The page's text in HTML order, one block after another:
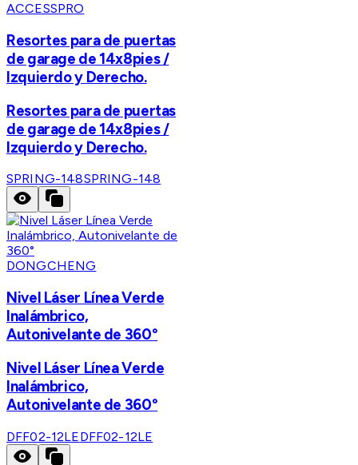
ACCESSPRO
Resortes para de puertas
de garage de 14x8pies /
Izquierdo y Derecho.
Resortes para de puertas
de garage de 14x8pies /
Izquierdo y Derecho.
SPRING-148SPRING-148
DONGCHENG
Nivel Láser Línea Verde
Inalámbrico,
Autonivelante de 360°
Nivel Láser Línea Verde
Inalámbrico,
Autonivelante de 360°
DFF02-12LEDFF02-12LE